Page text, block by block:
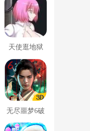
天使逛地狱
无尽噩梦6破
解版内置菜单